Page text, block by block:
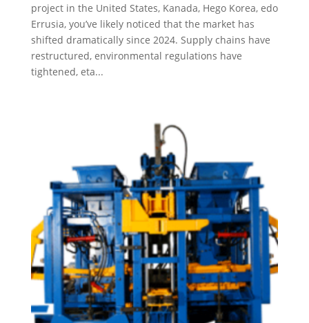
project in the United States, Kanada, Hego Korea, edo
Errusia, you’ve likely noticed that the market has
shifted dramatically since 2024. Supply chains have
restructured, environmental regulations have
tightened, eta...